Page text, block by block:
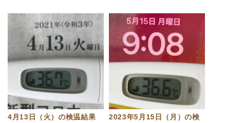
4月13日（火）の検温結果
2023年5月15日（月）の検